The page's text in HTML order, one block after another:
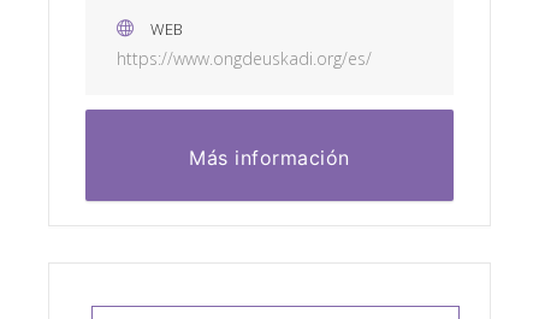
WEB
https://www.ongdeuskadi.org/es/
Más información